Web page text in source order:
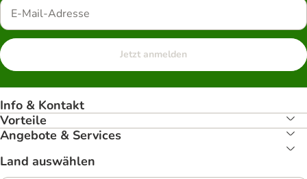
Jetzt anmelden
Info & Kontakt
Vorteile
Angebote & Services
Land auswählen